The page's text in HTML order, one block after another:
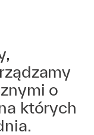
o
których